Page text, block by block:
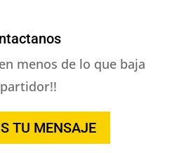
menos de lo que baja
TU MENSAJE